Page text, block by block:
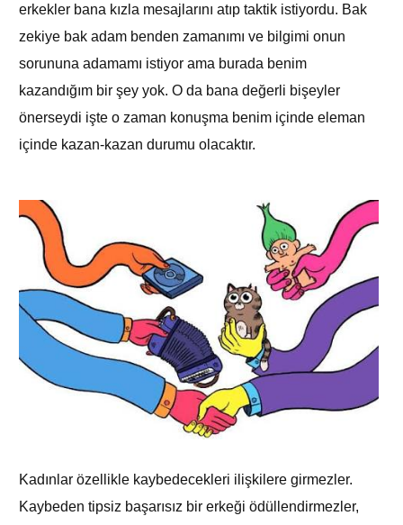
erkekler bana kızla mesajlarını atıp taktik istiyordu. Bak
zekiye bak adam benden zamanımı ve bilgimi onun
sorununa adamamı istiyor ama burada benim
kazandığım bir şey yok. O da bana değerli bişeyler
önerseydi işte o zaman konuşma benim içinde eleman
içinde kazan-kazan durumu olacaktır.
Kadınlar özellikle kaybedecekleri ilişkilere girmezler.
Kaybeden tipsiz başarısız bir erkeği ödüllendirmezler,